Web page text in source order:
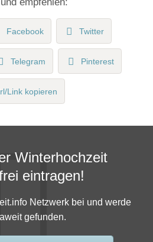
Facebook Twitter
Telegram Pinterest
Link kopieren
Winterhochzeit
eintragen!
Netzwerk bei und werde
gefunden.